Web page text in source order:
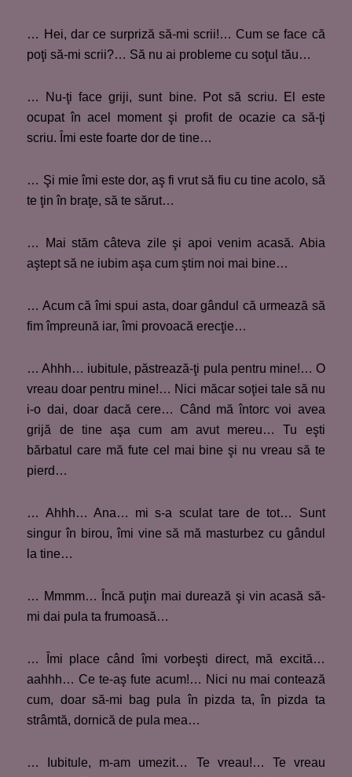
… Hei, dar ce surpriză să-mi scrii!… Cum se face că
poţi să-mi scrii?… Să nu ai probleme cu soţul tău…
… Nu-ţi face griji, sunt bine. Pot să scriu. El este
ocupat în acel moment şi profit de ocazie ca să-ţi
scriu. Îmi este foarte dor de tine…
… Şi mie îmi este dor, aş fi vrut să fiu cu tine acolo, să
te ţin în braţe, să te sărut…
… Mai stăm câteva zile şi apoi venim acasă. Abia
aştept să ne iubim aşa cum ştim noi mai bine…
… Acum că îmi spui asta, doar gândul că urmează să
fim împreună iar, îmi provoacă erecţie…
… Ahhh… iubitule, păstrează-ţi pula pentru mine!… O
vreau doar pentru mine!… Nici măcar soţiei tale să nu
i-o dai, doar dacă cere… Când mă întorc voi avea
grijă de tine aşa cum am avut mereu… Tu eşti
bărbatul care mă fute cel mai bine şi nu vreau să te
pierd…
… Ahhh… Ana… mi s-a sculat tare de tot… Sunt
singur în birou, îmi vine să mă masturbez cu gândul
la tine…
… Mmmm… Încă puţin mai durează şi vin acasă să-
mi dai pula ta frumoasă…
… Îmi place când îmi vorbeşti direct, mă excită…
aahhh… Ce te-aş fute acum!… Nici nu mai contează
cum, doar să-mi bag pula în pizda ta, în pizda ta
strâmtă, dornică de pula mea…
… Iubitule, m-am umezit… Te vreau!… Te vreau